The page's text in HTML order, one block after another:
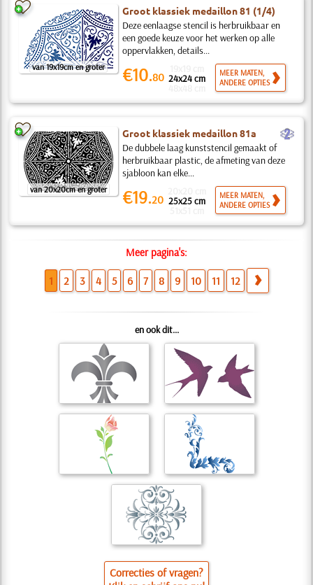
van 19x19cm en groter
Groot klassiek medaillon 81 (1/4)
Deze eenlaagse stencil is herbruikbaar en
een goede keuze voor het werken op alle
oppervlakken, details...
€10.80 24x24 cm
MEER MATEN,
ANDERE OPTIES
van 20x20cm en groter
Groot klassiek medaillon 81a b
De dubbele laag kunststencil gemaakt of
herbruikbaar plastic, de afmeting van deze
sjabloon kan elke...
€19.20 25x25 cm
MEER MATEN,
ANDERE OPTIES
Meer pagina's:
1 2 3 4 5 6 7 8 9 10 11 12
en ook dit...
Correcties of vragen?